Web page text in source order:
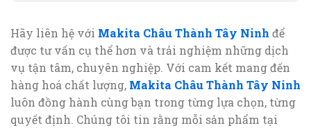
Hãy liên hệ với Makita Châu Thành Tây Ninh để
được tư vấn cụ thể hơn và trải nghiệm những dịch
vụ tận tâm, chuyên nghiệp. Với cam kết mang đến
hàng hoá chất lượng, Makita Châu Thành Tây Ninh
luôn đồng hành cùng bạn trong từng lựa chọn, từng
quyết định. Chúng tôi tin rằng mỗi sản phẩm tại